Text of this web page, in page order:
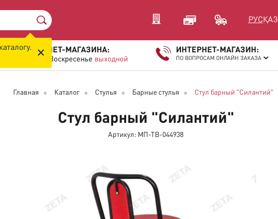
×
РУС ҚАЗ
ИНТЕРНЕТ-МАГАЗИНА:
Воскресенье выходной
ИНТЕРНЕТ-МАГАЗИН:
ПО ВОПРОСАМ ОНЛАЙН ЗАКАЗА
Главная Каталог Стулья Барные стулья Стул барный "Силантий"
Стул барный "Силантий"
Артикул: МП-ТВ-044938